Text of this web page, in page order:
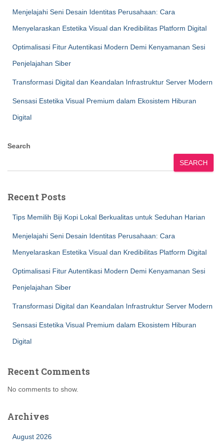
Menjelajahi Seni Desain Identitas Perusahaan: Cara
Menyelaraskan Estetika Visual dan Kredibilitas Platform Digital
Optimalisasi Fitur Autentikasi Modern Demi Kenyamanan Sesi
Penjelajahan Siber
Transformasi Digital dan Keandalan Infrastruktur Server Modern
Sensasi Estetika Visual Premium dalam Ekosistem Hiburan
Digital
Search
SEARCH
Recent Posts
Tips Memilih Biji Kopi Lokal Berkualitas untuk Seduhan Harian
Menjelajahi Seni Desain Identitas Perusahaan: Cara
Menyelaraskan Estetika Visual dan Kredibilitas Platform Digital
Optimalisasi Fitur Autentikasi Modern Demi Kenyamanan Sesi
Penjelajahan Siber
Transformasi Digital dan Keandalan Infrastruktur Server Modern
Sensasi Estetika Visual Premium dalam Ekosistem Hiburan
Digital
Recent Comments
No comments to show.
Archives
August 2026